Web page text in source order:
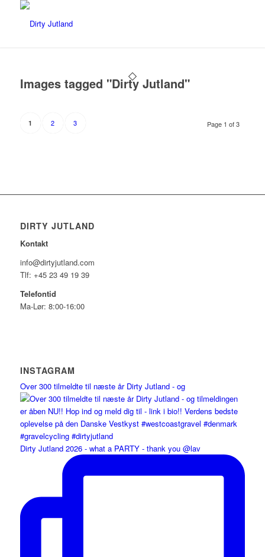
Images tagged "Dirty Jutland"
Page 1 of 3
1 2 3
DIRTY JUTLAND
Kontakt
info@dirtyjutland.com
Tlf: +45 23 49 19 39
Telefontid
Ma-Lør: 8:00-16:00
INSTAGRAM
Over 300 tilmeldte til næste år Dirty Jutland - og
Dirty Jutland 2026 - what a PARTY - thank you @lav